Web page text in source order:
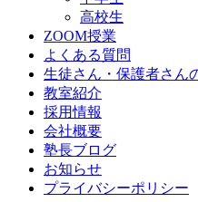
高校生
ZOOM授業
よくある質問
生徒さん・保護者さん
教室紹介
採用情報
会社概要
塾長ブログ
お知らせ
プライバシーポリシー